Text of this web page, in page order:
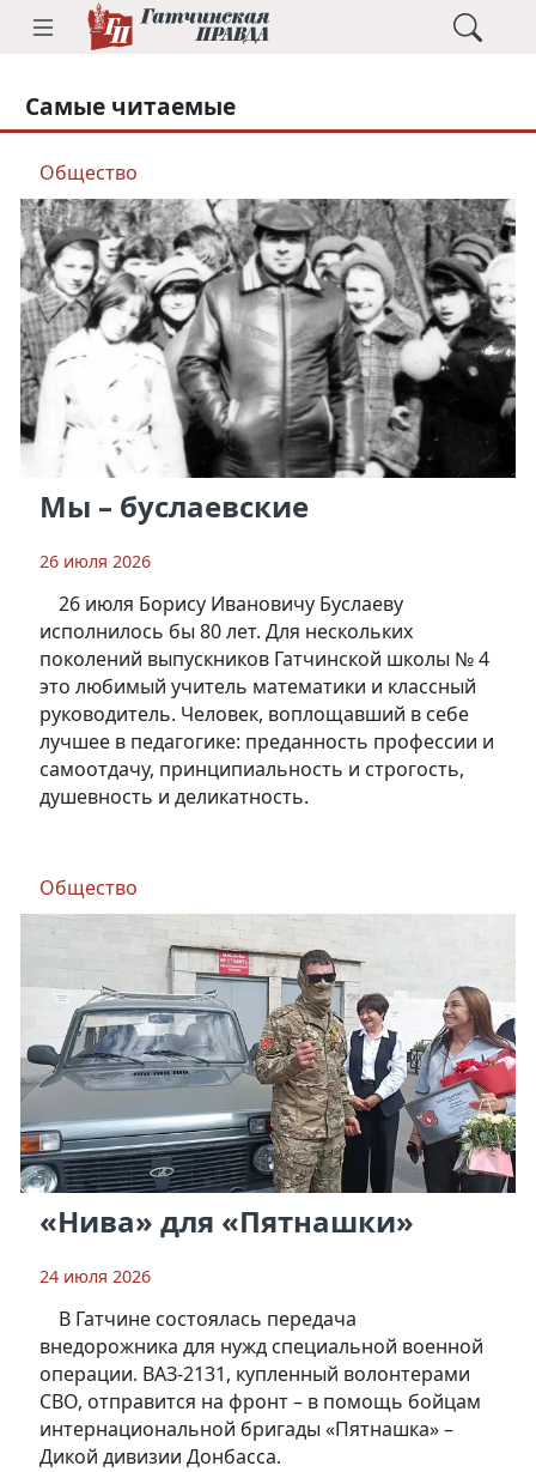
Самые читаемые
Общество
Мы – буслаевские
26 июля 2026
26 июля Борису Ивановичу Буслаеву
исполнилось бы 80 лет. Для нескольких
поколений выпускников Гатчинской школы № 4
это любимый учитель математики и классный
руководитель. Человек, воплощавший в себе
лучшее в педагогике: преданность профессии и
самоотдачу, принципиальность и строгость,
душевность и деликатность.
Общество
«Нива» для «Пятнашки»
24 июля 2026
В Гатчине состоялась передача
внедорожника для нужд специальной военной
операции. ВАЗ-2131, купленный волонтерами
СВО, отправится на фронт – в помощь бойцам
интернациональной бригады «Пятнашка» –
Дикой дивизии Донбасса.